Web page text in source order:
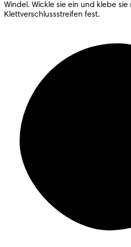
Windel. Wickle sie ein und klebe sie
Klettverschlussstreifen fest.